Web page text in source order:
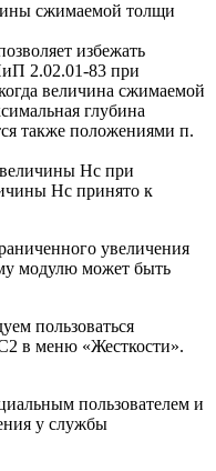
сжимаемой толщи
избежать
2.02.01-83 при
величина сжимаемой
глубина
также положениями п.
Нс при
Нс принято к
увеличения
модулю может быть
пользоваться
в меню «Жесткости».
пользователем и
у службы